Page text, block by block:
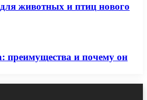
животных и птиц нового
преимущества и почему он